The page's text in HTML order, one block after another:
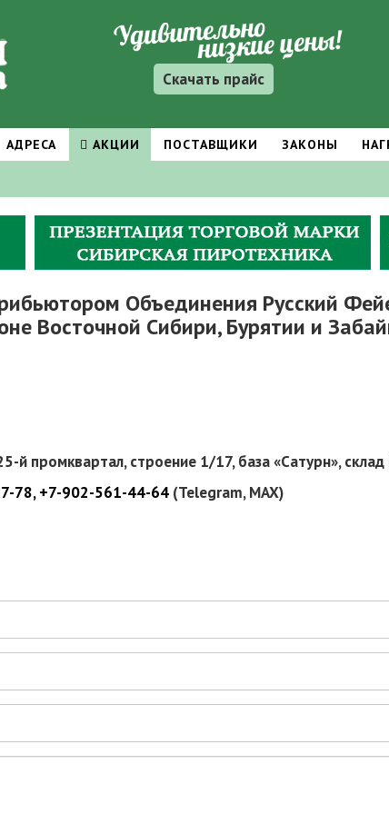
Скачать прайс
АДРЕСА АКЦИИ ПОСТАВЩИКИ ЗАКОНЫ
Объединения Русский
Восточной Сибири, Бурятии и
й промквартал, строение 1/17, база «Сатурн»,
78,+7-902-561-44-64 (Telegram, MAX)